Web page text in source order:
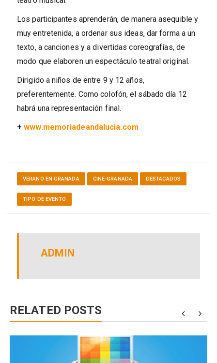
Los participantes aprenderán, de manera asequible y
muy entretenida, a ordenar sus ideas, dar forma a un
texto, a canciones y a divertidas coreografías, de
modo que elaboren un espectáculo teatral original.
Dirigido a niños de entre 9 y 12 años,
preferentemente. Como colofón, el sábado día 12
habrá una representación final.
+www.memoriadeandalucia.com
VERANO EN GRANADA CINE-GRANADA DESTACADOS
TIPO DE EVENTO
ADMIN
RELATED POSTS